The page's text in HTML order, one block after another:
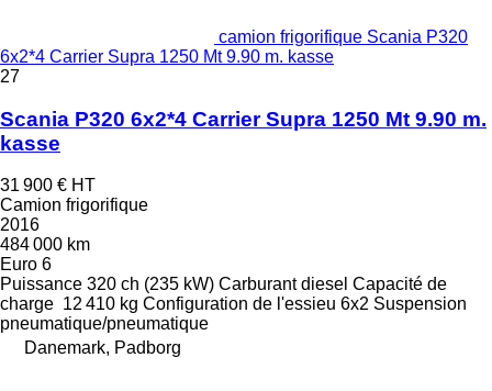
camion frigorifique Scania P320
6x2*4 Carrier Supra 1250 Mt 9.90 m. kasse
27
Scania P320 6x2*4 Carrier Supra 1250 Mt 9.90 m.
kasse
31 900 € HT
Camion frigorifique
2016
484 000 km
Euro 6
Puissance 320 ch (235 kW) Carburant diesel Capacité de
charge 12 410 kg Configuration de l'essieu 6x2 Suspension
pneumatique/pneumatique
Danemark, Padborg